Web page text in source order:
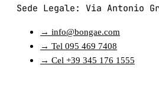
Sede Legale: Via Antonio
→ info@bongae.com
→ Tel 095 469 7408
→ Cel +39 345 176 1555